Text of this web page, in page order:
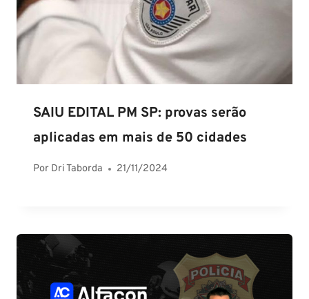
SAIU EDITAL PM SP: provas serão
aplicadas em mais de 50 cidades
Por Dri Taborda 21/11/2024